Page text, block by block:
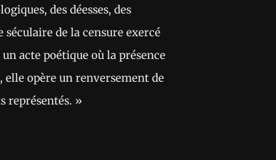
des déesses, des
de la censure exercé
acte poétique où la présence
elle opère un renversement de
représentés. »